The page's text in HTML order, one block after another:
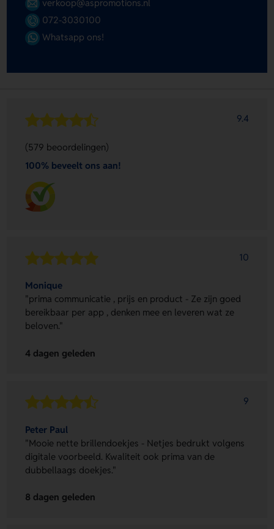
verkoop@aspromotions.nl
072-3030100
Whatsapp ons!
9.4
(579 beoordelingen)
100% beveelt ons aan!
10
Monique
"prima communicatie , prijs en product - Ze zijn goed
bereikbaar per app , denken mee en leveren wat ze
beloven."
4 dagen geleden
9
Peter Paul
"Mooie nette brillendoekjes - Netjes bedrukt volgens
digitale voorbeeld. Kwaliteit ook prima van de
dubbellaags doekjes."
8 dagen geleden